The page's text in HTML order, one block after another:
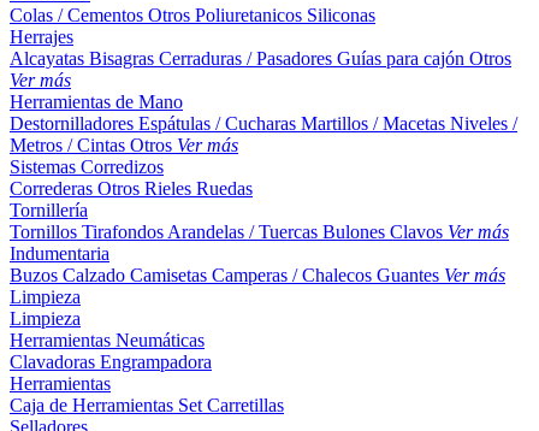
Colas / Cementos Otros Poliuretanicos Siliconas
Herrajes
Alcayatas Bisagras Cerraduras / Pasadores Guías para cajón Otros
Ver más
Herramientas de Mano
Destornilladores Espátulas / Cucharas Martillos / Macetas Niveles /
Metros / Cintas Otros Ver más
Sistemas Corredizos
Correderas Otros Rieles Ruedas
Tornillería
Tornillos Tirafondos Arandelas / Tuercas Bulones Clavos Ver más
Indumentaria
Buzos Calzado Camisetas Camperas / Chalecos Guantes Ver más
Limpieza
Limpieza
Herramientas Neumáticas
Clavadoras Engrampadora
Herramientas
Caja de Herramientas Set Carretillas
Selladores